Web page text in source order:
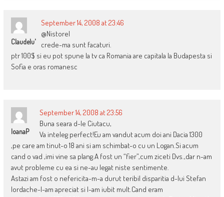
Claudelu'
September 14, 2008 at 23:46
@Nistorel
crede-ma sunt facaturi.
ptr 100$ si eu pot spune la tv ca Romania are capitala la Budapesta si
Sofia e oras romanesc
IoanaP
September 14, 2008 at 23:56
Buna seara d-le Ciutacu,
Va inteleg perfect!Eu am vandut acum doi ani Dacia 1300
,pe care am tinut-o 18 ani si am schimbat-o cu un Logan.Si acum
cand o vad ,imi vine sa plang.A fost un “fier”,cum ziceti Dvs.,dar n-am
avut probleme cu ea si ne-au legat niste sentimente.
Astazi am fost o nefericita-m-a durut teribil disparitia d-lui Stefan
Iordache-l-am apreciat si l-am iubit mult.Cand eram